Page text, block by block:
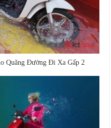
Quãng Đường Đi Xa Gấp 2